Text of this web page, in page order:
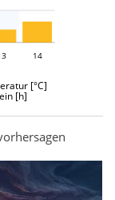
14
[°C]
[h]